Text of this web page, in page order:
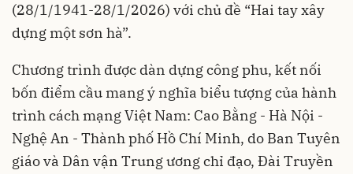
(28/1/1941-28/1/2026) với chủ đề “Hai tay xây
dựng một sơn hà”.
Chương trình được dàn dựng công phu, kết nối
bốn điểm cầu mang ý nghĩa biểu tượng của hành
trình cách mạng Việt Nam: Cao Bằng - Hà Nội -
Nghệ An - Thành phố Hồ Chí Minh, do Ban Tuyên
giáo và Dân vận Trung ương chỉ đạo, Đài Truyền